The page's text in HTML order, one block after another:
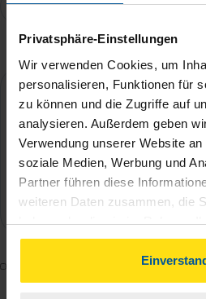
Privatsphäre-Einstellungen
Wir verwenden Cookies, um
personalisieren, Funktionen für
zu können und die Zugriffe auf
analysieren. Außerdem geben
Verwendung unserer Website
soziale Medien, Werbung und
Partner führen diese
weiteren Daten zusammen, die
haben oder die sie im Rahmen
gesammelt haben. Indem Sie
können Sie der Verwendung von
unserer➔
Mit dem Absenden des
mich damit einverstanden,